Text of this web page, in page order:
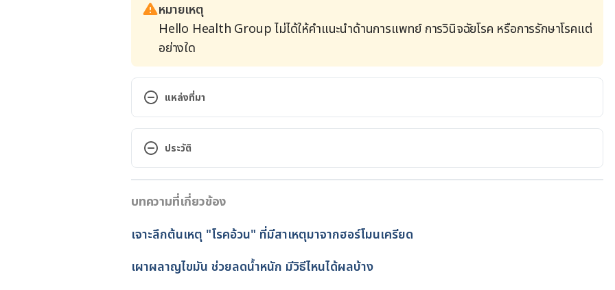
หมายเหตุ
Hello Health Group ไม่ได้ให้คำแนะนำด้านการแพทย์ การวินิจฉัยโรค หรือการรักษาโรคแต่
อย่างใด
แหล่งที่มา
What is brown fat? How is it different from other body fat?
https://www.mayoclinic.org/healthy-lifestyle/weight-loss/expert-answers/brown-
fat/faq-
n%20does%20white%20fat. . Accessed May 13, 2021
Brown Fat: What You Need to Know https://www.webmd.com/diet/brown-fat-what-you-
need-to-know#1 . Accessed May 13, 2021
Brown fat: What is it and can it help reduce obesity?
ประวัติ
31/05/2021
เขียนโดย
ปัญญพัฒน์ เอี่ยมสิน
ตรวจสอบความถูกต้องของข้อมูลโดยทีม Hello คุณหมอ
อัปเดตโดย: เนตรนภา ปะวะคัง
บทความที่เกี่ยวข้อง
เจาะลึกต้นเหตุ "โรคอ้วน" ที่มีสาเหตุมาจากฮอร์โมนเครียด
เผาผลาญไขมัน ช่วยลดน้ำหนัก มีวิธีไหนได้ผลบ้าง